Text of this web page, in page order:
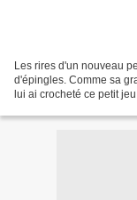
Les rires d'un nouveau
d'épingles. Comme sa
lui ai crocheté ce petit